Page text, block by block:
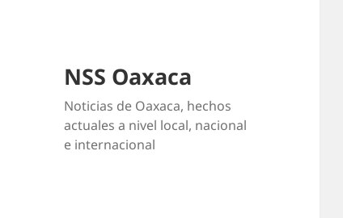
NSS Oaxaca
Noticias de Oaxaca, hechos
actuales a nivel local, nacional
e internacional